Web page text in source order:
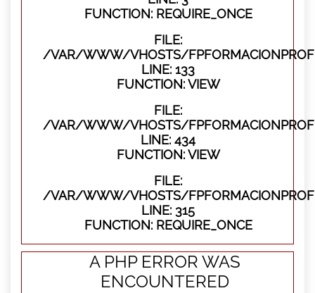
FUNCTION: REQUIRE_ONCE
FILE:
/VAR/WWW/VHOSTS/
LINE: 133
FUNCTION: VIEW
FILE:
/VAR/WWW/VHOSTS/
LINE: 434
FUNCTION: VIEW
FILE:
/VAR/WWW/VHOSTS/
LINE: 315
FUNCTION: REQUIRE_ONCE
A PHP ERROR WAS
ENCOUNTERED